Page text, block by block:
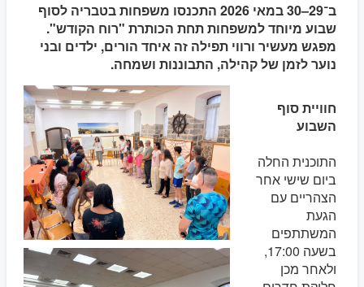
ב־29–30 במאי 2026 התכנסו משפחות בטבריה לסוף
שבוע מיוחד למשפחות תחת הכותרת "רוח הקודש".
מפגש מעשיר ורווי תפילה זה איחד הורים, ילדים ובני
נוער לזמן של קהילה, התבוננות ושמחה.
חוויית סוף
השבוע
התוכנית החלה
ביום שישי אחר
הצהריים עם
הגעת
המשתתפים
בשעה 17:00,
ולאחר מכן